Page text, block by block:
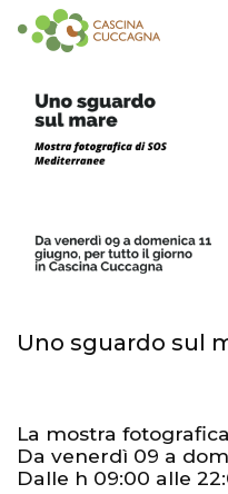
Uno sguardo sul
La mostra
Da venerdì 09 a
Dalle h 09:00 alle